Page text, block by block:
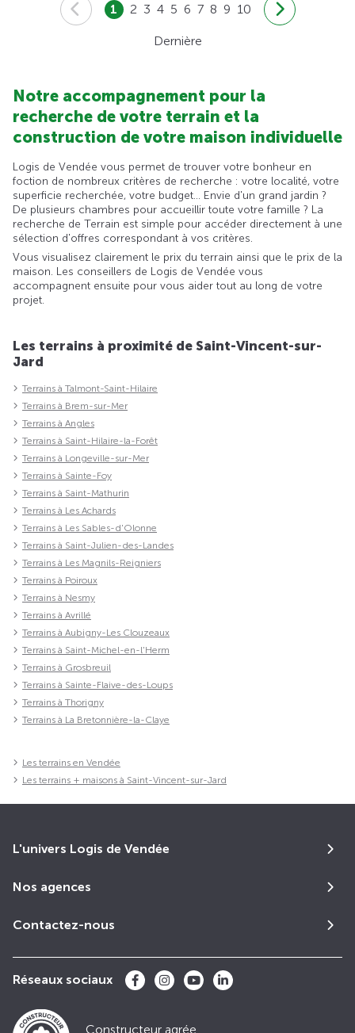
1 2 3 4 5 6 7 8 9 10
Dernière
Notre accompagnement pour la
recherche de votre terrain et la
construction de votre maison individuelle
Logis de Vendée vous permet de trouver votre bonheur en
foction de nombreux critères de recherche : votre localité, votre
superficie recherchée, votre budget... Envie d'un grand jardin ?
De plusieurs chambres pour accueillir toute votre famille ? La
recherche de Terrain est simple pour accéder directement à une
sélection d'offres correspondant à vos critères.
Vous visualisez clairement le prix du terrain ainsi que le prix de la
maison. Les conseillers de Logis de Vendée vous
accompagnent ensuite pour vous aider tout au long de votre
projet.
Les terrains à proximité de Saint-Vincent-sur-
Jard
Terrains à Talmont-Saint-Hilaire
Terrains à Brem-sur-Mer
Terrains à Angles
Terrains à Saint-Hilaire-la-Forêt
Terrains à Longeville-sur-Mer
Terrains à Sainte-Foy
Terrains à Saint-Mathurin
Terrains à Les Achards
Terrains à Les Sables-d'Olonne
Terrains à Saint-Julien-des-Landes
Terrains à Les Magnils-Reigniers
Terrains à Poiroux
Terrains à Nesmy
Terrains à Avrillé
Terrains à Aubigny-Les Clouzeaux
Terrains à Saint-Michel-en-l'Herm
Terrains à Grosbreuil
Terrains à Sainte-Flaive-des-Loups
Terrains à Thorigny
Terrains à La Bretonnière-la-Claye
Les terrains en Vendée
Les terrains + maisons à Saint-Vincent-sur-Jard
L'univers Logis de Vendée
Nos agences
Contactez-nous
Réseaux sociaux
Constructeur agrée